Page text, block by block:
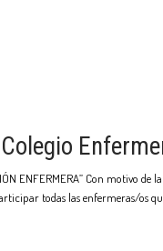
ENFERMERA” Con
todas las enfermeras/os